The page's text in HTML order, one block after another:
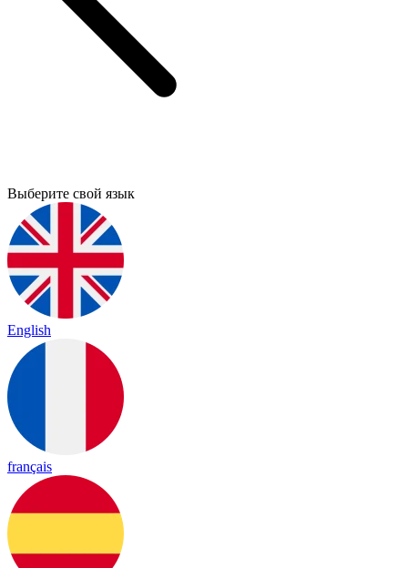
Выберите свой язык
English
français